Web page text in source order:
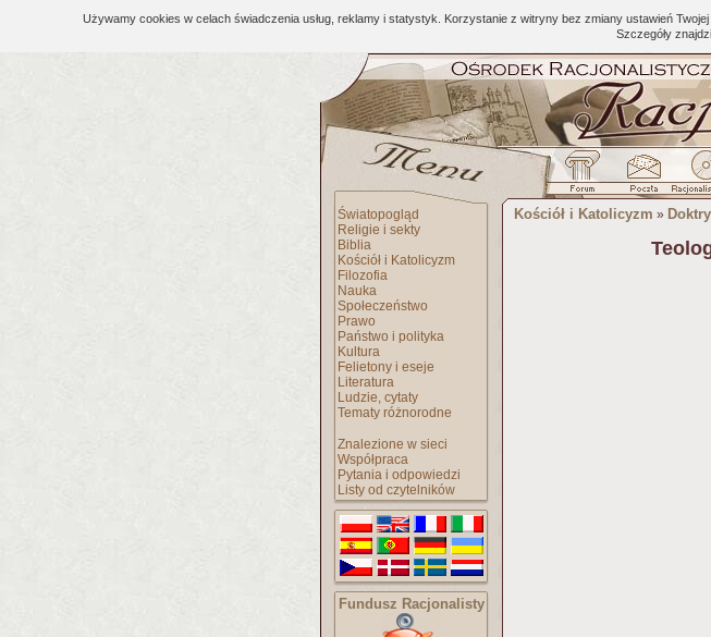
Używamy cookies w celach świadczenia usług, reklamy i statystyk. Korzystanie z witryny bez zmiany ustawień
Szczegóły
Światopogląd
Religie i sekty
Biblia
Kościół i Katolicyzm
Filozofia
Nauka
Społeczeństwo
Prawo
Państwo i polityka
Kultura
Felietony i eseje
Literatura
Ludzie, cytaty
Tematy różnorodne
Znalezione w sieci
Współpraca
Pytania i odpowiedzi
Listy od czytelników
Fundusz Racjonalisty
Kościół i Katolicyzm »